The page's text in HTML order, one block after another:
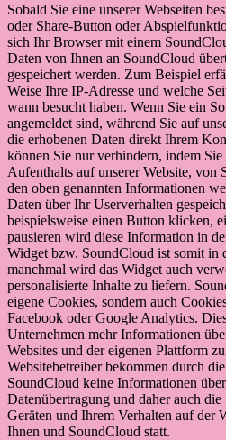
Sobald Sie eine unserer Webseiten
oder Share-Button oder
sich Ihr Browser mit einem
Daten von Ihnen an SoundCloud
gespeichert werden. Zum Beispiel
Weise Ihre IP-Adresse und welche
wann besucht haben. Wenn Sie ein
angemeldet sind, während Sie auf
die erhobenen Daten direkt Ihrem
können Sie nur verhindern, indem
Aufenthalts auf unserer Website, von
den oben genannten Informationen
Daten über Ihr Userverhalten
beispielsweise einen Button klicken,
pausieren wird diese Information in
Widget bzw. SoundCloud ist somit in
manchmal wird das Widget auch
personalisierte Inhalte zu liefern.
eigene Cookies, sondern auch
Facebook oder Google Analytics.
Unternehmen mehr Informationen
Websites und der eigenen Plattform
Websitebetreiber bekommen durch
SoundCloud keine Informationen
Datenübertragung und daher auch
Geräten und Ihrem Verhalten auf der
Ihnen und SoundCloud statt.